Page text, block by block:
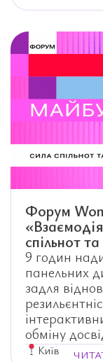
Форум
спільнот
9 годин
панельних
задля
обміну
Київ